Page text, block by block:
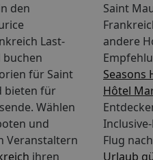
den
Last-
für Saint
bieten für
Wählen
und
Veranstaltern
ihren
Saint
andere
Seasons
Hôtel
Flug
Urlaub